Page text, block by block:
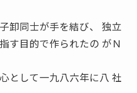
卸同士が手を結び、 独立
す目的で作られたの がＮ
として一九八六年に八 社